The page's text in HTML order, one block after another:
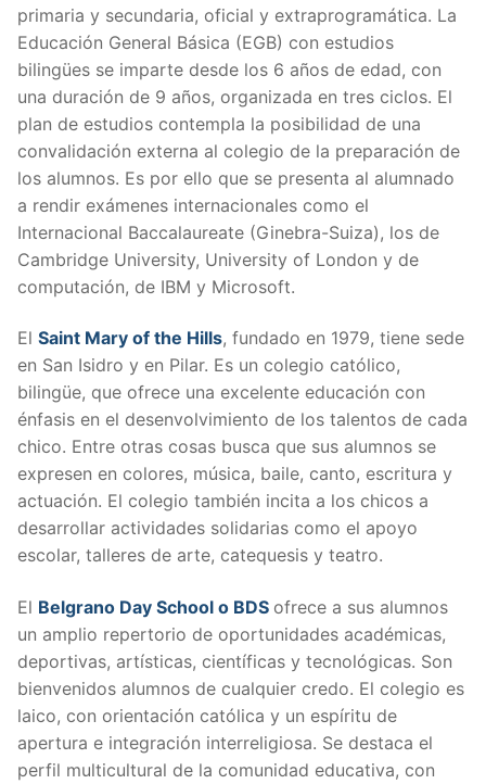
primaria y secundaria, oficial y extraprogramática. La
Educación General Básica (EGB) con estudios
bilingües se imparte desde los 6 años de edad, con
una duración de 9 años, organizada en tres ciclos. El
plan de estudios contempla la posibilidad de una
convalidación externa al colegio de la preparación de
los alumnos. Es por ello que se presenta al alumnado
a rendir exámenes internacionales como el
Internacional Baccalaureate (Ginebra-Suiza), los de
Cambridge University, University of London y de
computación, de IBM y Microsoft.
El Saint Mary of the Hills, fundado en 1979, tiene sede
en San Isidro y en Pilar. Es un colegio católico,
bilingüe, que ofrece una excelente educación con
énfasis en el desenvolvimiento de los talentos de cada
chico. Entre otras cosas busca que sus alumnos se
expresen en colores, música, baile, canto, escritura y
actuación. El colegio también incita a los chicos a
desarrollar actividades solidarias como el apoyo
escolar, talleres de arte, catequesis y teatro.
El Belgrano Day School o BDS ofrece a sus alumnos
un amplio repertorio de oportunidades académicas,
deportivas, artísticas, científicas y tecnológicas. Son
bienvenidos alumnos de cualquier credo. El colegio es
laico, con orientación católica y un espíritu de
apertura e integración interreligiosa. Se destaca el
perfil multicultural de la comunidad educativa, con